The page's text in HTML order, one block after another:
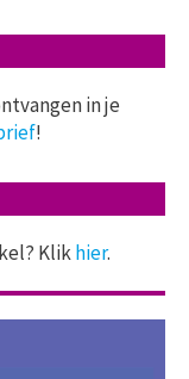
in je
!
Klikhier.